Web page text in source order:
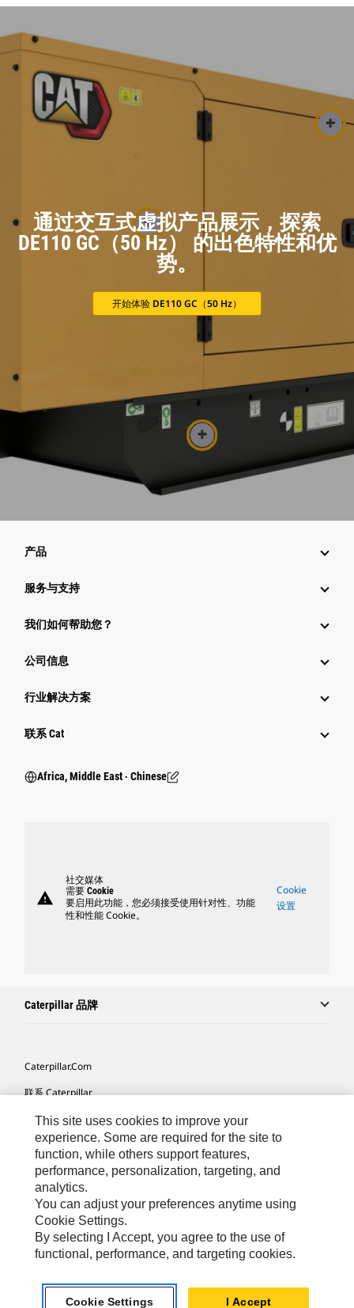
通过交互式虚拟产品展示，探索
DE110 GC（50 Hz） 的出色特性和优
势。
开始体验 DE110 GC（50 Hz）
产品
服务与支持
我们如何帮助您？
公司信息
行业解决方案
行业
联系 Cat
Africa, Middle East ‧ Chinese
warning
社交媒体
需要 Cookie
要启用此功能，您必须接受使用针对性、功能
性和性能 Cookie。
Cookie
设置
Caterpillar 品牌
Caterpillar.com
联系 Caterpillar
我的营销首选项
站点地图
Cookie Settings
法律
隐私
Africa, Middle East ‧ Chinese© 2026 Caterpillar. 保留所有权利
This site uses cookies to improve your
experience. Some are required for the site to
function, while others support features,
performance, personalization, targeting, and
analytics.
You can adjust your preferences anytime using
Cookie Settings.
By selecting I Accept, you agree to the use of
functional, performance, and targeting cookies.
Cookie Settings I Accept